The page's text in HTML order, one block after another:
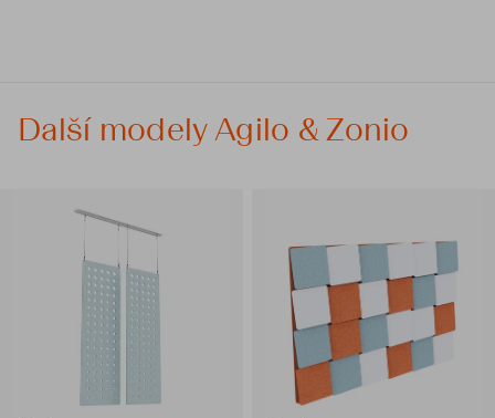
Další modely Agilo & Zonio